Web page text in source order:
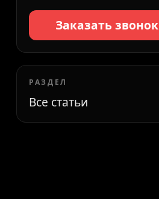
Заказать звонок
РАЗДЕЛ
Все статьи